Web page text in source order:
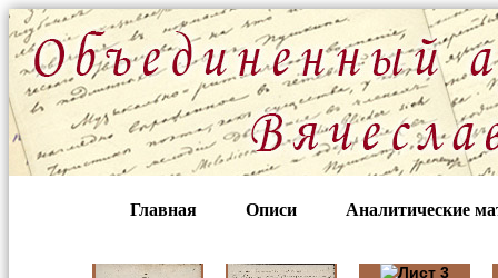
Главная Описи Аналитические